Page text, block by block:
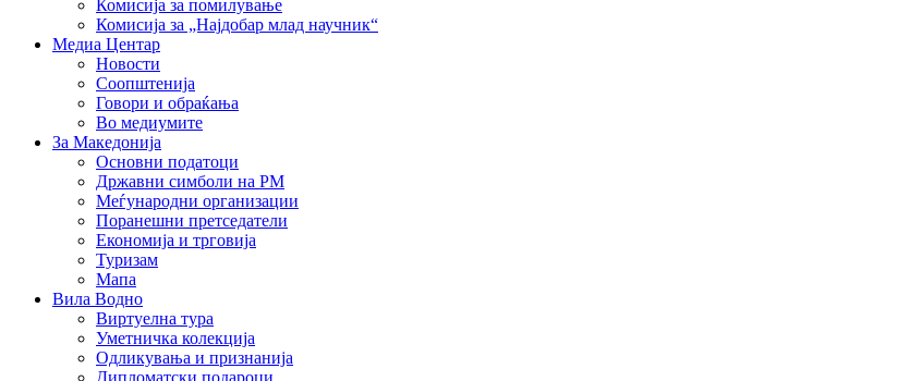
Комисија за помилување
Комисија за „Најдобар млад научник“
Медиа Центар
Новости
Соопштенија
Говори и обраќања
Во медиумите
За Македонија
Основни податоци
Државни симболи на РМ
Меѓународни организации
Поранешни претседатели
Економија и трговија
Туризам
Мапа
Вила Водно
Виртуелна тура
Уметничка колекција
Одликувања и признанија